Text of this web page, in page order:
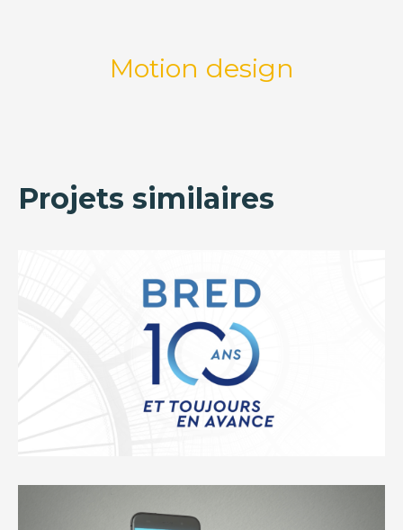
Motion design
Projets similaires